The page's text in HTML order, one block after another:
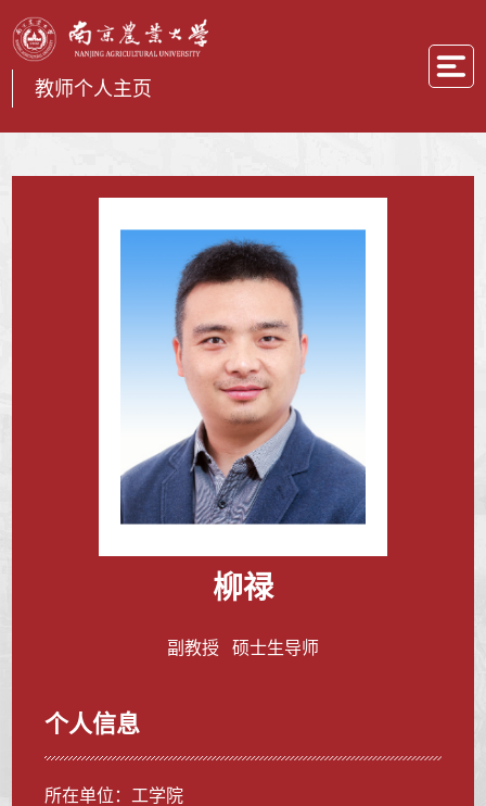
教师个人主页
柳禄
副教授 硕士生导师
个人信息
所在单位：工学院